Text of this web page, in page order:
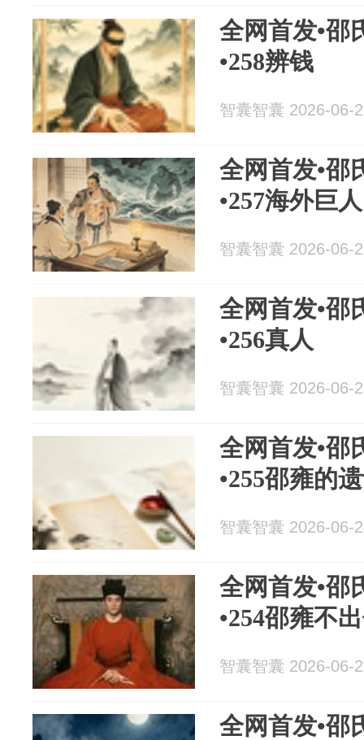
全网首发•邵
•258辨钱
智囊智囊 2026-06-
全网首发•邵
•257海外巨人
智囊智囊 2026-06-
全网首发•邵
•256真人
智囊智囊 2026-06-
全网首发•邵
•255邵雍的
智囊智囊 2026-06-
全网首发•邵
•254邵雍不
智囊智囊 2026-06-
全网首发•邵